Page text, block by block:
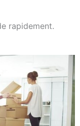
rapidement.